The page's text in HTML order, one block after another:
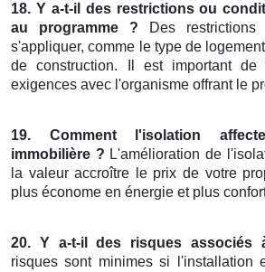
18. Y a-t-il des restrictions ou
au programme ? Des restrictions
s'appliquer, comme le type de
de construction. Il est important de
exigences avec l'organisme offrant le
19. Comment l'isolation
immobilière ? L'amélioration de
la valeur accroître le prix de votre
plus économe en énergie et plus
20. Y a-t-il des risques associés
risques sont minimes si l'installation